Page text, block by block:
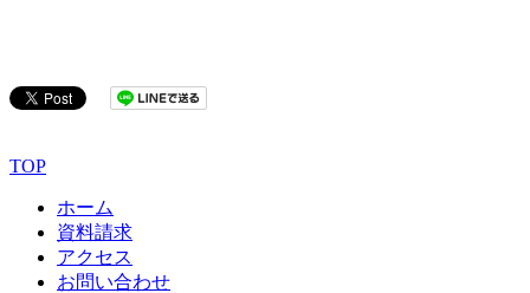
TOP
ホーム
資料請求
アクセス
お問い合わせ